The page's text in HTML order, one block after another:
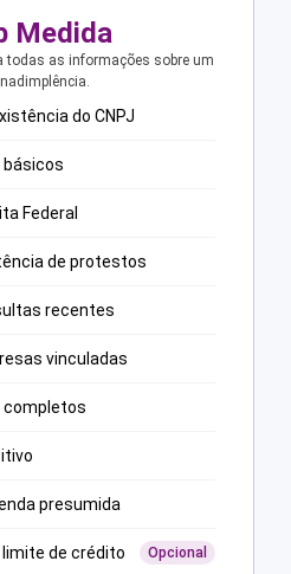
Medida
todas as informações sobre um
do CNPJ
básicos
Federal
de protestos
recentes
vinculadas
completos
presumida
de crédito Opcional